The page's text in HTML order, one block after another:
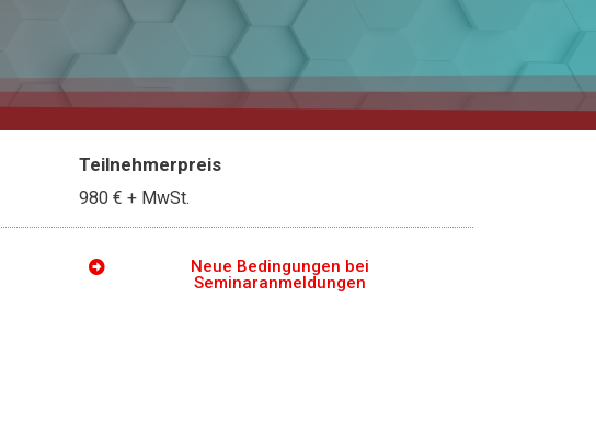
Teilnehmerpreis
980 € + MwSt.
Neue Bedingungen bei
Seminaranmeldungen